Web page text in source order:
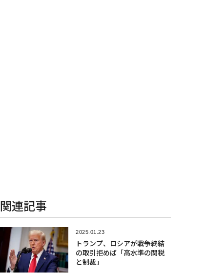
関連記事
2025.01.23
トランプ、ロシアが戦争終結
の取引拒めば「高水準の関税
と制裁」